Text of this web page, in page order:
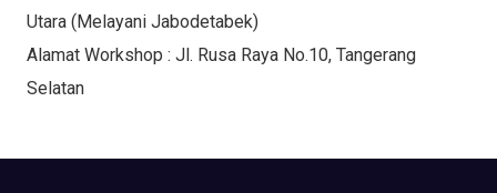
Utara (Melayani Jabodetabek)
Alamat Workshop : Jl. Rusa Raya No.10, Tangerang
Selatan